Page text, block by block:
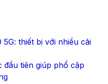
thiết bị với nhiều cải
đầu tiên giúp phổ cập